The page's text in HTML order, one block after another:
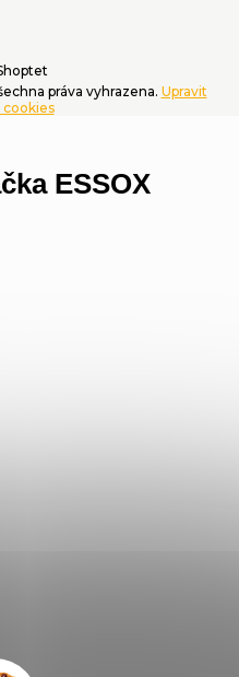
práva vyhrazena. Upravit
cookies
ESSOX